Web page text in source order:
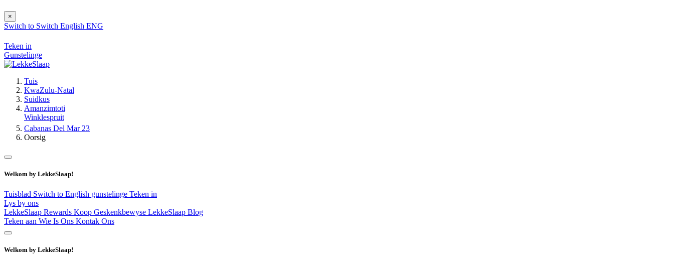
×
Switch to Switch English ENG
Teken in
Gunstelinge
Tuis
KwaZulu-Natal
Suidkus
Amanzimtoti
Winklespruit
Cabanas Del Mar 23
Oorsig
Welkom by LekkeSlaap!
Tuisblad Switch to English gunstelinge Teken in
Lys by ons
LekkeSlaap Rewards Koop Geskenkbewyse LekkeSlaap Blog
Teken aan Wie Is Ons Kontak Ons
Welkom by LekkeSlaap!